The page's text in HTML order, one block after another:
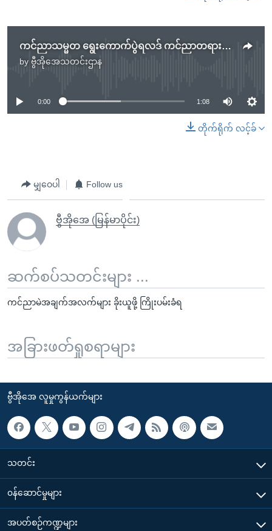
ကင်ညာသမ္မတ ရွေးကောက်ပွဲရလဒ် ကင်ညာတရားရုံးချုပ်ပယ်ဖျက်
by ဗွီအိုအေသတင်းဌာန
No media source currently available
0:00 1:08
တိုက်ရိုက် လင့်ခ်
မျှဝေပါ Follow us
ဗွီအိုအေ (မြန်မာပိုင်း)
ဆက်စပ်သတင်းများ ...
ကင်ညာမဲအချက်အလက်များ ခိုးယူဖို့ ကြိုးပမ်းခံရ
အခြားဖတ်ရှုစရာများ
ဗွီအိုအေ လူမှုကွန်ယက်များ
သတင်း
၀န်ဆောင်မှုများ
အပတ်စဉ်ကဏ္ဍများ